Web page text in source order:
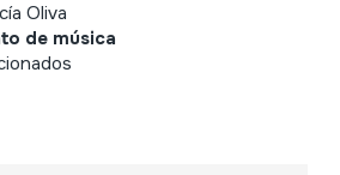
Oliva
de música